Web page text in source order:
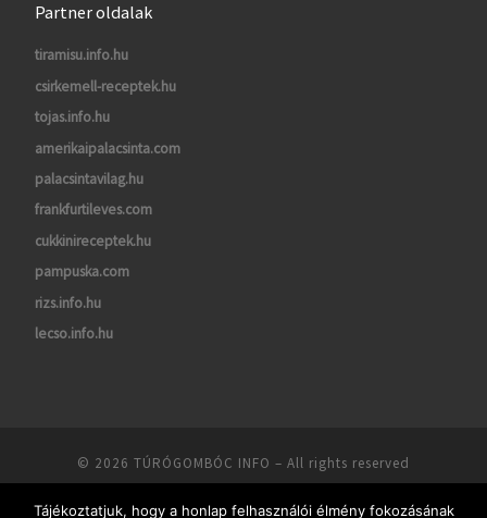
Partner oldalak
tiramisu.info.hu
csirkemell-receptek.hu
tojas.info.hu
amerikaipalacsinta.com
palacsintavilag.hu
frankfurtileves.com
cukkinireceptek.hu
pampuska.com
rizs.info.hu
lecso.info.hu
© 2026 TÚRÓGOMBÓC INFO – All rights reserved
Tájékoztatjuk, hogy a honlap felhasználói élmény fokozásának